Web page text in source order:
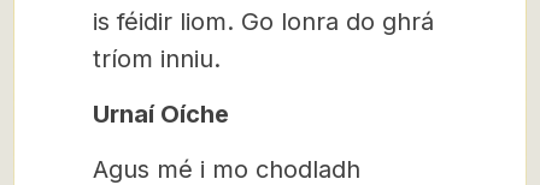
is féidir liom. Go lonra do ghrá
tríom inniu.
Urnaí Oíche
Agus mé i mo chodladh